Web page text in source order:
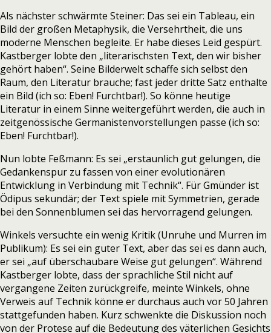
Als nächster schwärmte Steiner: Das sei ein Tableau, ein
Bild der großen Metaphysik, die Versehrtheit, die uns
moderne Menschen begleite. Er habe dieses Leid gespürt.
Kastberger lobte den „literarischsten Text, den wir bisher
gehört haben“. Seine Bilderwelt schaffe sich selbst den
Raum, den Literatur brauche; fast jeder dritte Satz enthalte
ein Bild (ich so: Eben! Furchtbar!). So könne heutige
Literatur in einem Sinne weitergeführt werden, die auch in
zeitgenössische Germanistenvorstellungen passe (ich so:
Eben! Furchtbar!).
Nun lobte Feßmann: Es sei „erstaunlich gut gelungen, die
Gedankenspur zu fassen von einer evolutionären
Entwicklung in Verbindung mit Technik“. Für Gmünder ist
Ödipus sekundär; der Text spiele mit Symmetrien, gerade
bei den Sonnenblumen sei das hervorragend gelungen.
Winkels versuchte ein wenig Kritik (Unruhe und Murren im
Publikum): Es sei ein guter Text, aber das sei es dann auch,
er sei „auf überschaubare Weise gut gelungen“. Während
Kastberger lobte, dass der sprachliche Stil nicht auf
vergangene Zeiten zurückgreife, meinte Winkels, ohne
Verweis auf Technik könne er durchaus auch vor 50 Jahren
stattgefunden haben. Kurz schwenkte die Diskussion noch
von der Protese auf die Bedeutung des väterlichen Gesichts